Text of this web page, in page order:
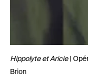
Hippolyte et Aricie|
Brion